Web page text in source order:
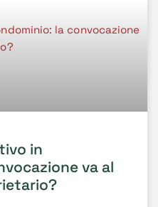
in
va al